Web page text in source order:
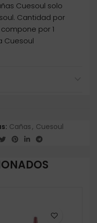
Cuesoul solo
Cantidad por
por 1
Cuesoul
Cañas, Cuesoul